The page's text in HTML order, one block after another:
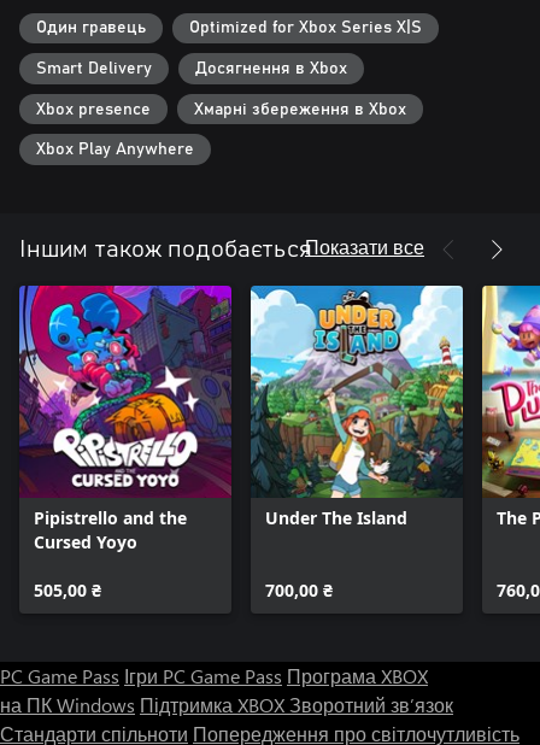
Один гравець Optimized for Xbox Series X|S
Smart Delivery Досягнення в Xbox
Xbox presence Хмарні збереження в Xbox
Xbox Play Anywhere
Іншим також подобаєтьсяПоказати все
Pipistrello and the
Cursed Yoyo
505,00 ₴
Under The Island
700,00 ₴
The
PC Game Pass Ігри PC Game Pass Програма XBOX
на ПК Windows Підтримка XBOXЗворотний зв’язок
Стандарти спільноти Попередження про світлочутливість